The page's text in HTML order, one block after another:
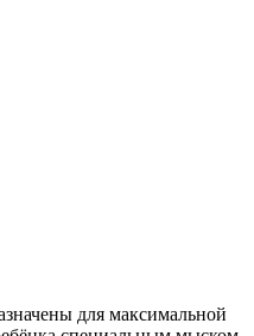
для максимальной